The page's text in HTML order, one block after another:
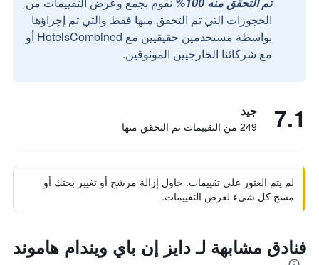
الحجوزات التي تم التحقق منها فقط والتي تم إجراؤها
بواسطة مستخدمين حقيقيين مع HotelsCombined أو
مع شركائنا الخارجيين الموثوقين.
7.1 جيد
249 من التقييمات تم التحقق منها
لم يتم العثور على تقييمات. حاول إزالة مرشح أو تغيير بحثك أو
مسح كل شيء لعرض التقييمات.
فنادق مشابهة لـ دايز إن باي ويندام هاموند